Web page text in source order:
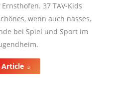
37 TAV-Kids
wenn auch nasses,
bei Spiel und Sport im
Article